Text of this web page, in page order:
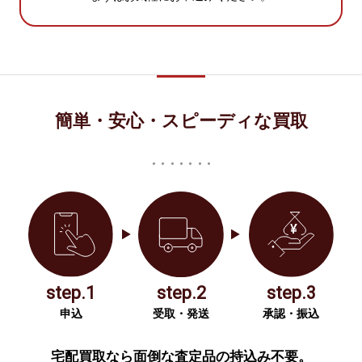
簡単・安心・スピーディな買取
step.1
申込
step.2
受取・発送
step.3
承認・振込
宅配買取なら面倒な査定品の持込み不要。